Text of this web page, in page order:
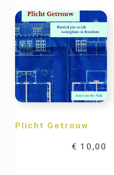
Plicht Getrouw
€ 10,00